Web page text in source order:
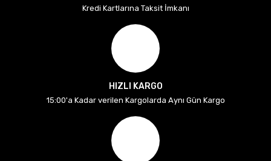
Kredi Kartlarına Taksit İmkanı
HIZLI KARGO
15:00'a Kadar verilen Kargolarda Aynı Gün Kargo